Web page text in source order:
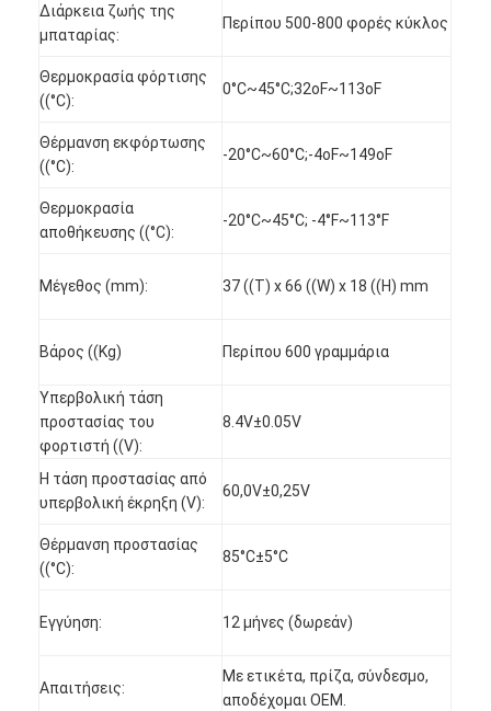
Μπαταρία Lithium Polymer
NiMH επαναφορτιζόμενες μπαταρίες
NiCd επαναφορτιζόμενες μπαταρίες
LCD φορτιστής μπαταρίας
Pack μπαταριών NiCd
πακέτα μπαταριών ιόντων λιθίου
φακός επαναφορτιζόμενη μπαταρία
μπαταρία φωτισμού έκτακτης ανάγκης
Μπαταρία λι Mno2
Μπαταρία λι Socl2
Διάρκεια ζωής της
μπαταρίας:
Περίπου 500-800 φορές κύκλος
Θερμοκρασία φόρτισης
((°C):
0°C~45°C;32oF~113oF
Θέρμανση εκφόρτωσης
((°C):
-20°C~60°C;-4oF~149oF
Θερμοκρασία
αποθήκευσης ((°C):
-20°C~45°C; -4°F~113°F
Μέγεθος (mm): 37 ((T) x 66 ((W) x 18 ((H) mm
Βάρος ((Kg) Περίπου 600 γραμμάρια
Υπερβολική τάση
προστασίας του
φορτιστή ((V):
8.4V±0.05V
Η τάση προστασίας από
υπερβολική έκρηξη (V):
60,0V±0,25V
Θέρμανση προστασίας
((°C):
85°C±5°C
Εγγύηση: 12 μήνες (δωρεάν)
Απαιτήσεις:
Με ετικέτα, πρίζα, σύνδεσμο,
αποδέχομαι OEM.